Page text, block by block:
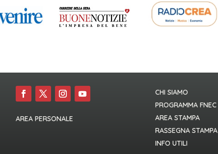
AREA PERSONALE
CHI SIAMO
PROGRAMMA FNEC
AREA STAMPA
RASSEGNA STAMPA
INFO UTILI